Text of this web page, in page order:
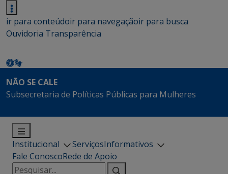
ir para conteúdoir para navegaçãoir para busca
Ouvidoria Transparência
NÃO SE CALE
Subsecretaria de Políticas Públicas para Mulheres
Institucional ServiçosInformativos
Fale ConoscoRede de Apoio
Pesquisar